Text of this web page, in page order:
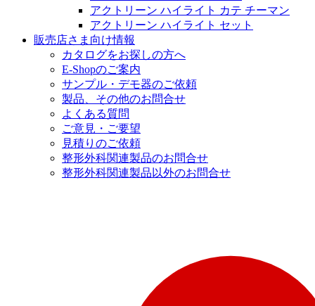
アクトリーン ハイライト カテ チーマン
アクトリーン ハイライト セット
販売店さま向け情報
カタログをお探しの方へ
E-Shopのご案内
サンプル・デモ器のご依頼
製品、その他のお問合せ
よくある質問
ご意見・ご要望
見積りのご依頼
整形外科関連製品のお問合せ
整形外科関連製品以外のお問合せ